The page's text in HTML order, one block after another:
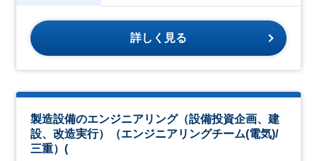
詳しく見る
製造設備のエンジニアリング（設備投資企画、建
設、改造実行）（エンジニアリングチーム(電気)/
三重）(